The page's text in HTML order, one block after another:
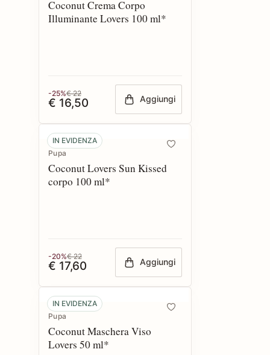
Coconut Crema Corpo
Illuminante Lovers 100 ml*
-25%€ 22
€ 16,50 Aggiungi
IN EVIDENZA
Pupa
Coconut Lovers Sun Kissed
corpo 100 ml*
-20%€ 22
€ 17,60 Aggiungi
IN EVIDENZA
Pupa
Coconut Maschera Viso
Lovers 50 ml*